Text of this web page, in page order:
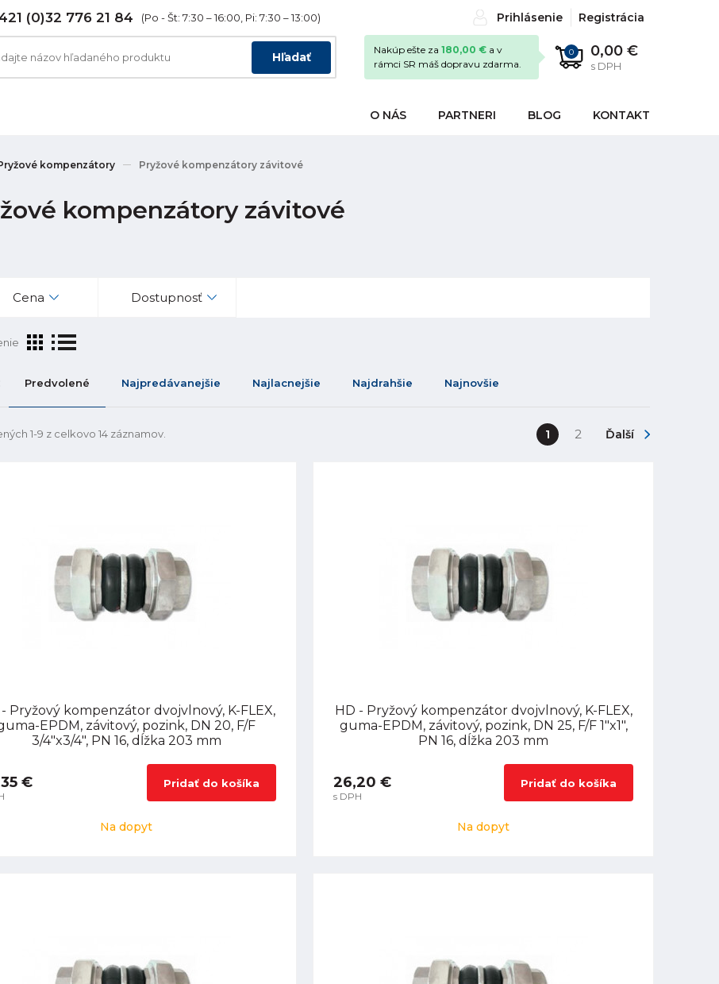
(0)32 776 21 84 (Po - Št: 7:30 – 16:00, Pi: 7:30 – 13:00) Prihlásenie Registrácia
Hľadať 0 0,00 €
s DPH
Nakúp ešte za 180,00 € a v
rámci SR máš dopravu zdarma.
O NÁS PARTNERI BLOG KONTAKT
kompenzátory Pryžové kompenzátory závitové
kompenzátory závitové
Cena Dostupnosť
Predvolené Najpredávanejšie Najlacnejšie Najdrahšie Najnovšie
1-9 z celkovo 14 záznamov. 1 2 Ďalší
- Pryžový kompenzátor dvojvlnový, K-FLEX,
EPDM, závitový, pozink, DN 20, F/F
3/4"x3/4", PN 16, dĺžka 203 mm
€ Pridať do košíka
Na dopyt
HD - Pryžový kompenzátor dvojvlnový, K-FLEX,
guma-EPDM, závitový, pozink, DN 25, F/F 1"x1",
PN 16, dĺžka 203 mm
26,20 €
s DPH
Pridať do košíka
Na dopyt